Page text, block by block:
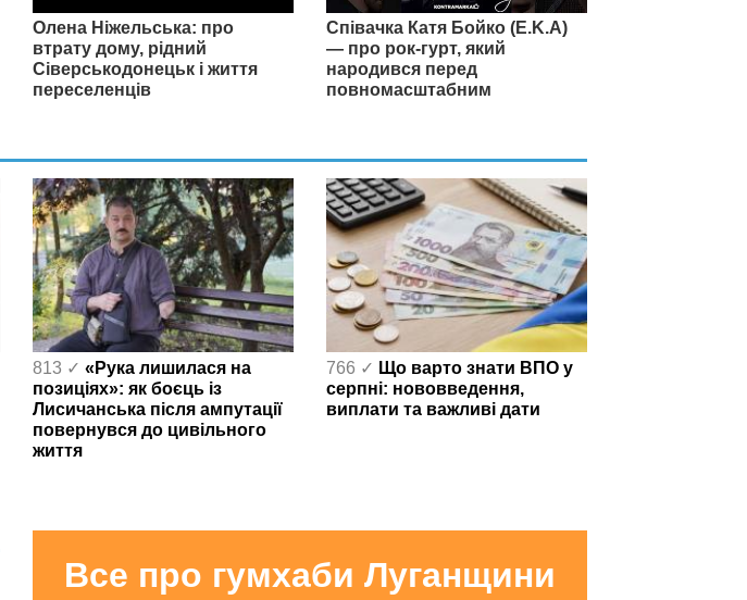
Олена Ніжельська: про
втрату дому, рідний
Сіверськодонецьк і життя
переселенців
Співачка Катя Бойко (E.K.A)
— про рок-гурт, який
народився перед
повномасштабним
813 ✓ «Рука лишилася на
позиціях»: як боєць із
Лисичанська після ампутації
повернувся до цивільного
життя
766 ✓ Що варто знати ВПО у
серпні: нововведення,
виплати та важливі дати
Все про гумхаби Луганщини